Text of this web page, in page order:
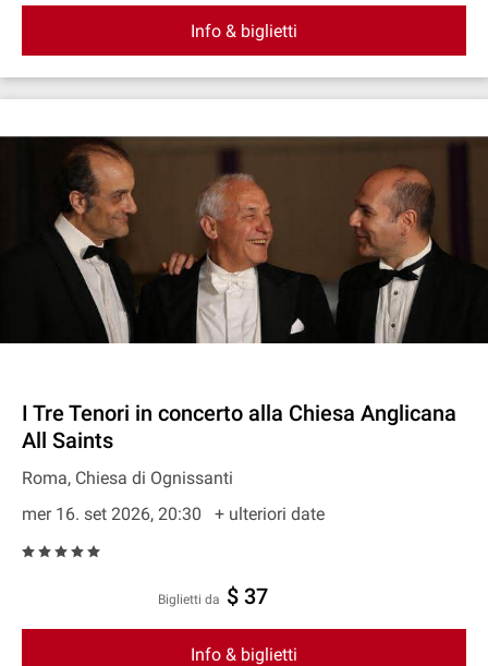
Info & biglietti
I Tre Tenori in concerto alla Chiesa Anglicana
All Saints
Roma, Chiesa di Ognissanti
mer 16. set 2026, 20:30
+ ulteriori date
Biglietti da $ 37
Info & biglietti